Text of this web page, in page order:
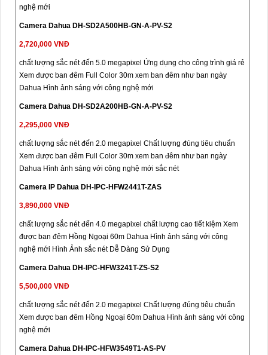
nghệ mới
Camera Dahua DH-SD2A500HB-GN-A-PV-S2
2,720,000 VNĐ
chất lượng sắc nét đến 5.0 megapixel Ứng dụng cho công trình giá rẻ
Xem được ban đêm Full Color 30m xem ban đêm như ban ngày
Dahua Hình ảnh sáng với công nghệ mới
Camera Dahua DH-SD2A200HB-GN-A-PV-S2
2,295,000 VNĐ
chất lượng sắc nét đến 2.0 megapixel Chất lượng đúng tiêu chuẩn
Xem được ban đêm Full Color 30m xem ban đêm như ban ngày
Dahua Hình ảnh sáng với công nghệ mới sắc nét
Camera IP Dahua DH-IPC-HFW2441T-ZAS
3,890,000 VNĐ
chất lượng sắc nét đến 4.0 megapixel chất lượng cao tiết kiệm Xem
được ban đêm Hồng Ngoại 60m Dahua Hình ảnh sáng với công
nghệ mới Hình Ảnh sắc nét Dễ Dàng Sử Dụng
Camera Dahua DH-IPC-HFW3241T-ZS-S2
5,500,000 VNĐ
chất lượng sắc nét đến 2.0 megapixel Chất lượng đúng tiêu chuẩn
Xem được ban đêm Hồng Ngoại 60m Dahua Hình ảnh sáng với công
nghệ mới
Camera Dahua DH-IPC-HFW3549T1-AS-PV